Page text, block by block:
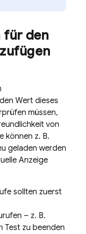
für den
Wert dieses
müssen,
von
können z. B.
geladen werden
Anzeige
sollten zuerst
– z. B.
Test zu beenden